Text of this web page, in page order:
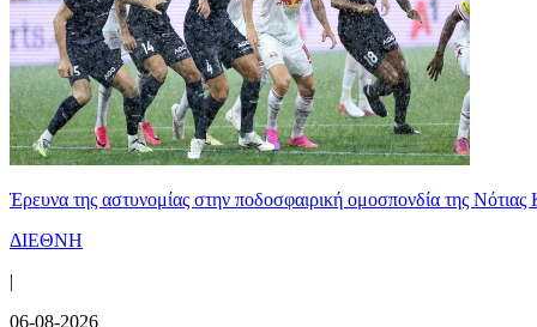
Έρευνα της αστυνομίας στην ποδοσφαιρική ομοσπονδία της
ΔΙΕΘΝΗ
|
06-08-2026